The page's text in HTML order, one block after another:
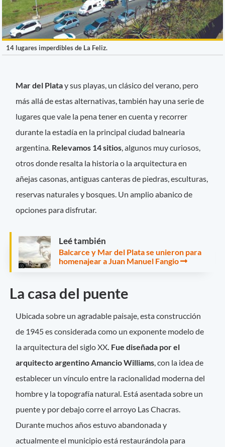
14 lugares imperdibles de La Feliz.
Mar del Platay sus playas, un clásico del verano, pero
más allá de estas alternativas, también hay una serie de
lugares que vale la pena tener en cuenta y recorrer
durante la estadía en la principal ciudad balnearia
argentina. Relevamos 14 sitios , algunos muy curiosos,
otros donde resalta la historia o la arquitectura en
añejas casonas, antiguas canteras de piedras, esculturas,
reservas naturales y bosques. Un amplio abanico de
opciones para disfrutar.
Leé también
Balcarce y Mar del Plata se unieron para
homenajear a Juan Manuel Fangio
La casa del puente
Ubicada sobre un agradable paisaje, esta construcción
de 1945 es considerada como un exponente modelo de
la arquitectura del siglo XX. Fue diseñada por el
arquitecto argentino Amancio Williams, con la idea de
establecer un vínculo entre la racionalidad moderna del
hombre y la topografía natural. Está asentada sobre un
puente y por debajo corre el arroyo Las Chacras.
Durante muchos años estuvo abandonada y
actualmente el municipio está restaurándola para